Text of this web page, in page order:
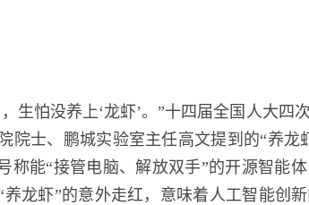
生怕没养上‘龙虾’。”十四届全国人大四
院士、鹏城实验室主任高文提到的“养龙
称能“接管电脑、解放双手”的开源智能
龙虾”的意外走红，意味着人工智能创